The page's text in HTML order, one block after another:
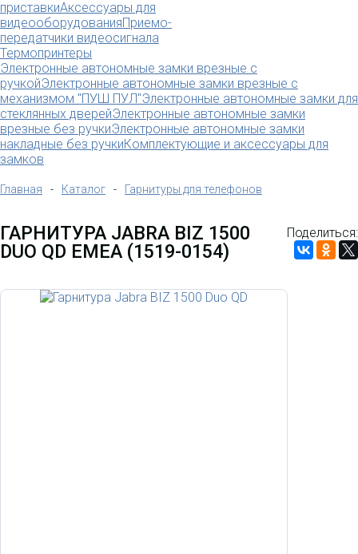
приставкиАксессуары для
видеооборудованияПриемо-
передатчики видеосигнала
Термопринтеры
Электронные автономные замки врезные с
ручкойЭлектронные автономные замки врезные с
механизмом "ПУШ ПУЛ"Электронные автономные замки для
стеклянных дверейЭлектронные автономные замки
врезные без ручкиЭлектронные автономные замки
накладные без ручкиКомплектующие и аксессуары для
замков
Главная - Каталог - Гарнитуры для телефонов
ГАРНИТУРА JABRA BIZ 1500
DUO QD EMEA (1519-0154)
Поделиться: